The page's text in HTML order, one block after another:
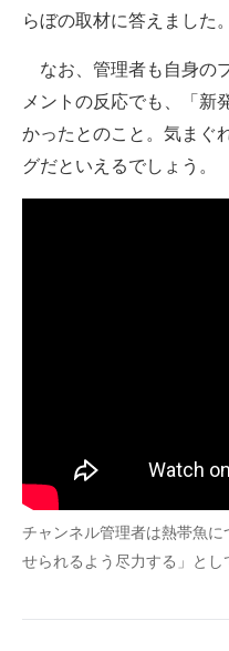
らぼの取材に答えました。
なお、管理者も自身の
メントの反応でも、「新
かったとのこと。気まぐ
グだといえるでしょう。
チャンネル管理者は熱帯魚
せられるよう尽力する」とし